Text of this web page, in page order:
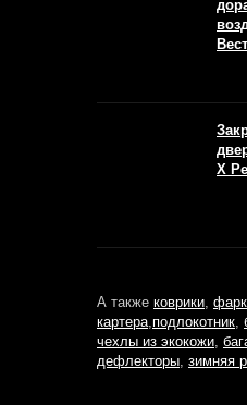
Х
А также коврики,
картера,подлокотник,
чехлы из экокожи,
дефлекторы, зимняя